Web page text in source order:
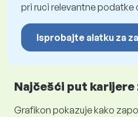
pri ruci relevantne podatke
Isprobajte alatku za
Najčešći put karijere
Grafikon pokazuje kako